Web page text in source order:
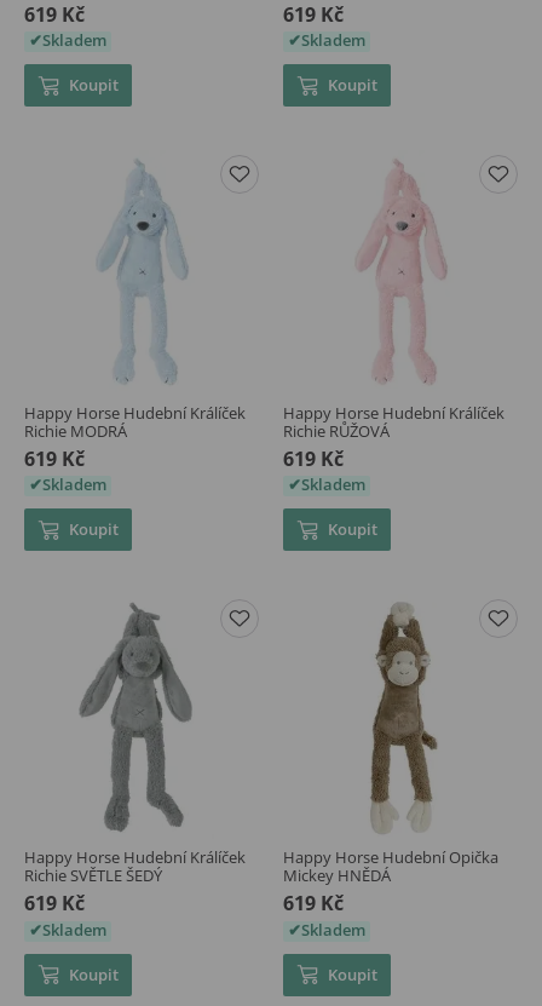
619 Kč
Skladem
Koupit
619 Kč
Skladem
Koupit
Happy Horse Hudební Králíček
Richie MODRÁ
619 Kč
Skladem
Koupit
Happy Horse Hudební Králíček
Richie RŮŽOVÁ
619 Kč
Skladem
Koupit
Happy Horse Hudební Králíček
Richie SVĚTLE ŠEDÝ
619 Kč
Skladem
Koupit
Happy Horse Hudební Opička
Mickey HNĚDÁ
619 Kč
Skladem
Koupit